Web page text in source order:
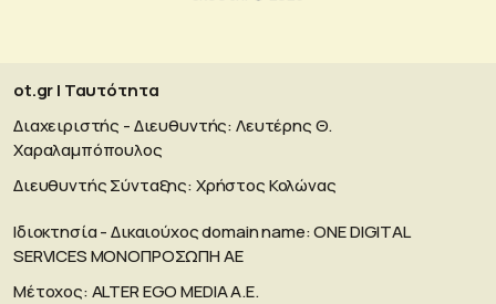
ot.gr | Ταυτότητα
Διαχειριστής - Διευθυντής: Λευτέρης Θ.
Χαραλαμπόπουλος
Διευθυντής Σύνταξης: Χρήστος Κολώνας
Ιδιοκτησία - Δικαιούχος domain name: ΟΝΕ DIGITAL
SERVICES MONOΠΡΟΣΩΠΗ ΑΕ
Μέτοχος: ALTER EGO MEDIA A.E.